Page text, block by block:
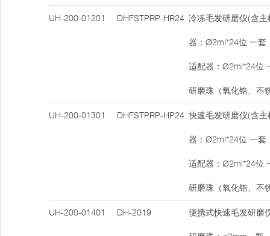
UH-200-01201 DHFSTPRP-HR24 冷冻毛发研磨仪(含
器：Ø2ml*24位 一套
适配器：Ø2ml*24位
研磨珠（氧化锆、不
UH-200-01301 DHFSTPRP-HP24 快速毛发研磨仪(含
器：Ø2ml*24位 一套
适配器：Ø2ml*24位
研磨珠（氧化锆、不
UH-200-01401 DH-2019 便携式快速毛发研磨